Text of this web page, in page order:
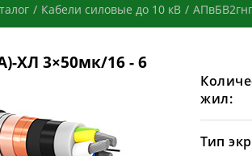
/ Кабели силовые до 10 кВ /
ХЛ 3×50мк/16 - 6
жил:
Тип